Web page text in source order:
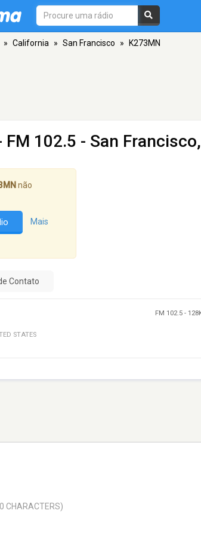
» California » San Francisco » K273MN
FM 102.5 - San
não
Mais
Contato
FM 102.5 -
STATES